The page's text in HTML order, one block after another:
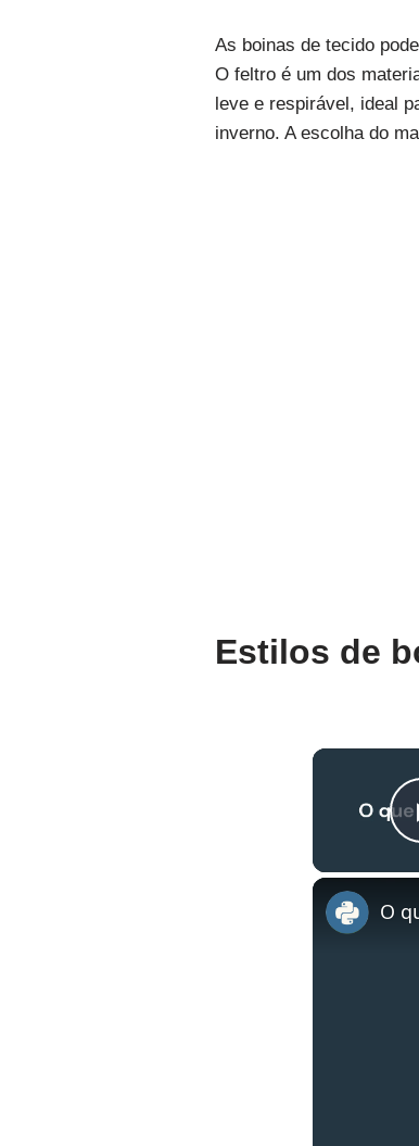
As boinas de tecido
O feltro é um dos
leve e respirável, ideal
inverno. A escolha do
Estilos de
O